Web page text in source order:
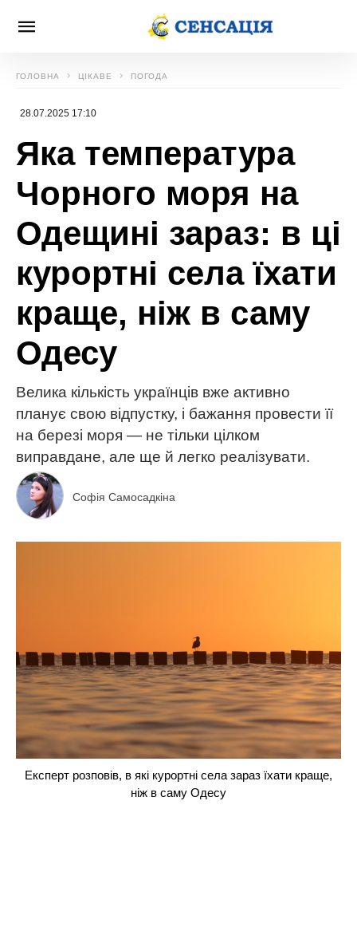
ГОЛОВНА ЦІКАВЕ ПОГОДА
28.07.2025 17:10
Яка температура
Чорного моря на
Одещині зараз: в ці
курортні села їхати
краще, ніж в саму
Одесу
Велика кількість українців вже активно
планує свою відпустку, і бажання провести її
на березі моря — не тільки цілком
виправдане, але ще й легко реалізувати.
Софія Самосадкіна
Експерт розповів, в які курортні села зараз їхати краще,
ніж в саму Одесу